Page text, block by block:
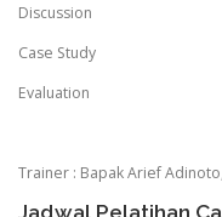
Discussion
Case Study
Evaluation
Trainer : Bapak Arief